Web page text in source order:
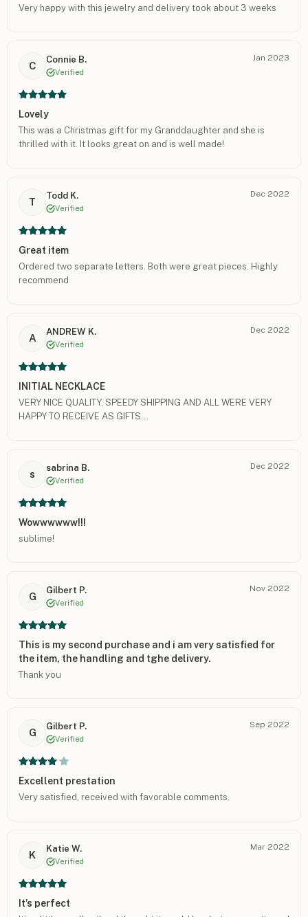
Very happy with this jewelry and delivery took about 3 weeks
C
Connie B.
Verified
Jan 2023
Lovely
This was a Christmas gift for my Granddaughter and she is
thrilled with it. It looks great on and is well made!
T
Todd K.
Verified
Dec 2022
Great item
Ordered two separate letters. Both were great pieces. Highly
recommend
A
ANDREW K.
Verified
Dec 2022
INITIAL NECKLACE
VERY NICE QUALITY, SPEEDY SHIPPING AND ALL WERE VERY
HAPPY TO RECEIVE AS GIFTS...
s
sabrina B.
Verified
Dec 2022
Wowwwwww!!!
sublime!
G
Gilbert P.
Verified
Nov 2022
This is my second purchase and i am very satisfied for
the item, the handling and tghe delivery.
Thank you
G
Gilbert P.
Verified
Sep 2022
Excellent prestation
Very satisfied, received with favorable comments.
K
Katie W.
Verified
Mar 2022
It’s perfect